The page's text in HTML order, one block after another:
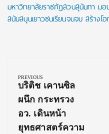
มหาวิทยาลัยราชภัฏสวนสุนันทา ม
สนับสนุนเยาวชนเรียนจนจบ สร้าง
navigation
PREVIOUS
Previous
Post:
บริติช เคานซิล
ผนึก กระทรวง
อว. เดินหน้า
ยุทธศาสตร์ความ